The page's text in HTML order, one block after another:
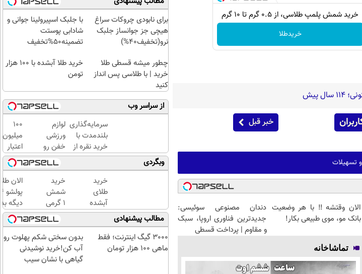
خرید شمش پلمپ طلاسی، از ۰.۵ گرم تا ۱۰ گرم
خریدطلا
پیش
خبر قبل
تسهیلات
الان وقتشه‼️ با هر وضعیت
بانک مو، موی طبیعی بکار!
دندان مصنوعی سوئیسی:
جدیدترین فناوری اروپا، سبک
و مقاوم | پرداخت قسطی
تماشاخانه
برای نابودی چروکات سراغ
هیچی جز جوانساز جلبک
نرو(تخفیف40%)
با جلبک اسپیرولینا جوانی و
شادابی پوستت
تضمینه50%تخفیف
چطور میشه قسطی طلا
خرید | با طلاسی پس انداز
کنید
خرید طلا آبشده با 100 هزار
تومن
از سراسر وب
سرمایه‌گذاری
بلندمدت با
خرید نقره از
دیجی‌کالا
لوازم
ورزشی
خفن رو
اقساطی
بخر!
100
میلیون
اعتبار
خرید
طلای
آب
شده
بگیر
وبگردی
خرید
طلای
آبشده
حتی با
۱۰۰هزارتومان
خرید
شمش
1 گرمی
از
طلاسی
الان
دیگه
طلا با
بی‌بهره
مطالب پیشنهادی
3000 گیگ اینترنت؛ فقط
ماهی 100 هزار تومان
بدون سختی شکم پهلوت رو
آب کن!خرید نوشیدنی
گیاهی با نشان سیب